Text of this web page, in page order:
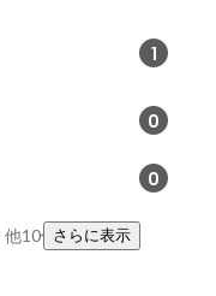
1
0
0
他10件さらに表示